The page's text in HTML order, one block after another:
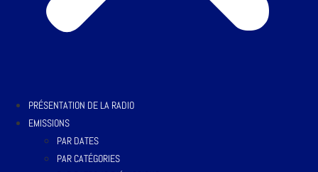
PRÉSENTATION DE LA RADIO
EMISSIONS
PAR DATES
PAR CATÉGORIES